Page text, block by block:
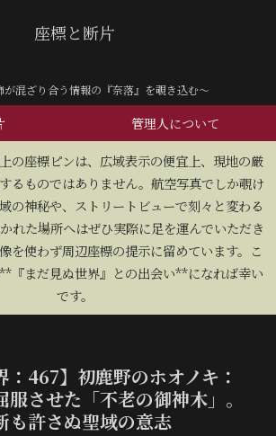
座標と断片
が混ざり合う情報の『奈落』を覗き込む～
管理人について
の座標ピンは、広域表示の便宜上、現地の厳
るものではありません。航空写真でしか覗け
の神秘や、ストリートビューで刻々と変わる
れた場所へはぜひ実際に足を運んでいただき
を使わず周辺座標の提示に留めています。こ
『まだ見ぬ世界』との出会い**になれば幸い
です。
：467】初鹿野のホオノキ：
させた「不老の御神木」。
も許さぬ聖域の意志